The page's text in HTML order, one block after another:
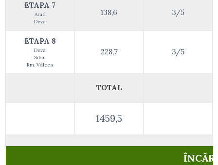
ETAPA 7
Arad
Deva
138,6 3/5
ETAPA 8
Deva
Sibiu
Rm. Vâlcea
228,7 3/5
TOTAL
1459,5